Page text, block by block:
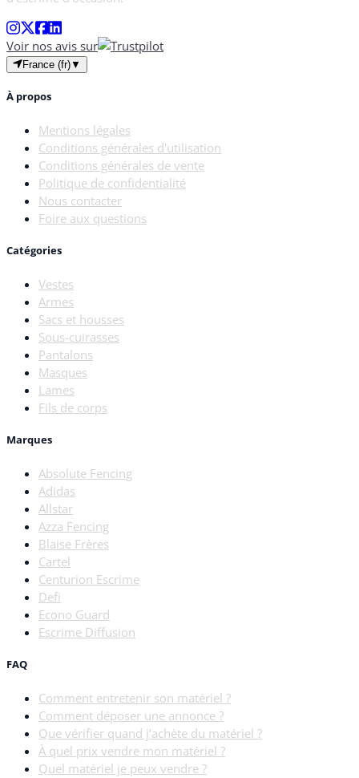
Voir nos avis sur
France (fr)▼
À propos
Mentions légales
Conditions générales d'utilisation
Conditions générales de vente
Politique de confidentialité
Nous contacter
Foire aux questions
Catégories
Vestes
Armes
Sacs et housses
Sous-cuirasses
Pantalons
Masques
Lames
Fils de corps
Marques
Absolute Fencing
Adidas
Allstar
Azza Fencing
Blaise Frères
Cartel
Centurion Escrime
Defi
Econo Guard
Escrime Diffusion
FAQ
Comment entretenir son matériel ?
Comment déposer une annonce ?
Que vérifier quand j’achète du matériel ?
À quel prix vendre mon matériel ?
Quel matériel je peux vendre ?